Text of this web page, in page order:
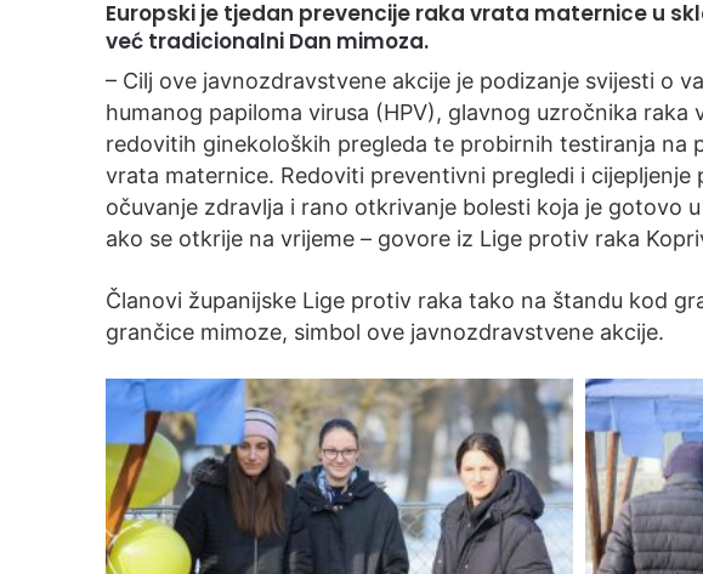
Europski je tjedan prevencije raka vrata maternice u
već tradicionalni Dan mimoza.
– Cilj ove javnozdravstvene akcije je podizanje svijesti o
humanog papiloma virusa (HPV), glavnog uzročnika
redovitih ginekoloških pregleda te probirnih testiranja na
vrata maternice. Redoviti preventivni pregledi i cijepljenje
očuvanje zdravlja i rano otkrivanje bolesti koja je gotovo
ako se otkrije na vrijeme – govore iz Lige protiv raka
Članovi županijske Lige protiv raka tako na štandu kod
grančice mimoze, simbol ove javnozdravstvene akcije.